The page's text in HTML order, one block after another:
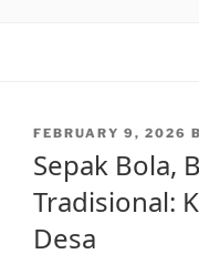
POSTED
FEBRUARY 9, 2026
Sepak Bola,
Tradisional:
Desa